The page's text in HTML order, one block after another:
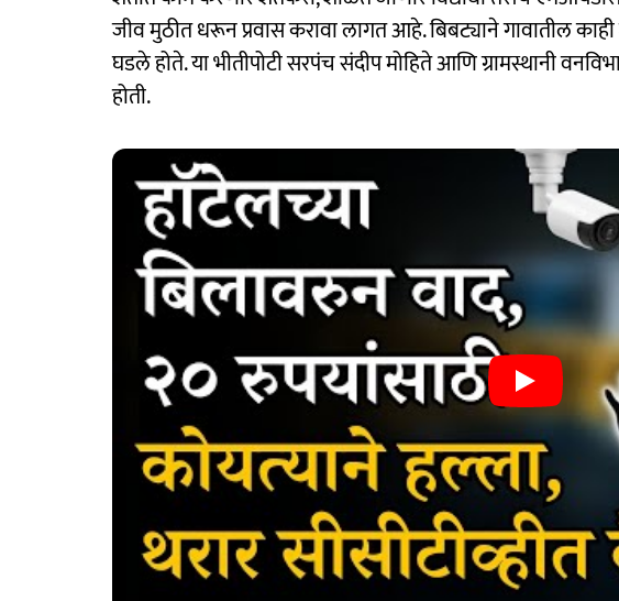
जीव मुठीत धरून प्रवास करावा लागत आहे. बिबट्याने गावातील
घडले होते. या भीतीपोटी सरपंच संदीप मोहिते आणि ग्रामस्थानी
होती.